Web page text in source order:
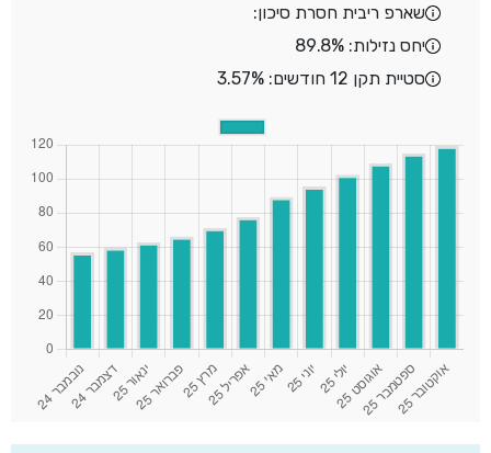
שארפ ריבית חסרת סיכון:
יחס נזילות: 89.8%
סטיית תקן 12 חודשים: 3.57%